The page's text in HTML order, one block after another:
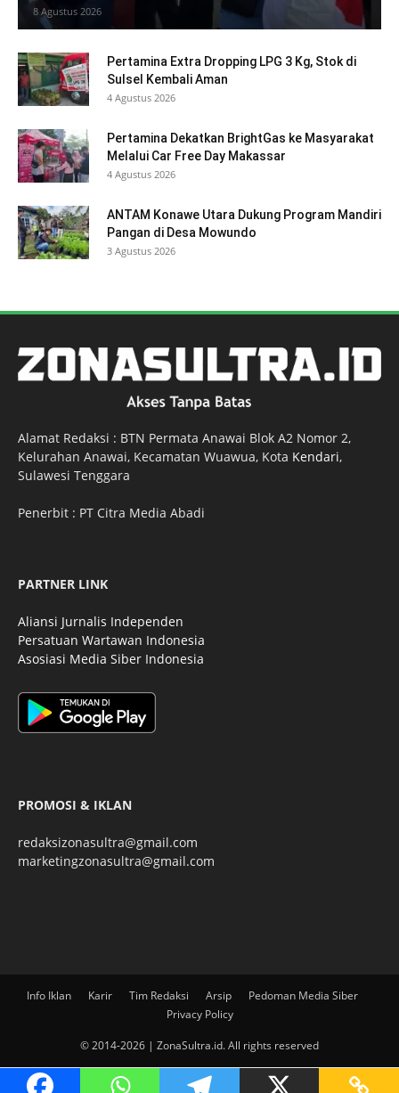
8 Agustus 2026
Pertamina Extra Dropping LPG 3 Kg, Stok di
Sulsel Kembali Aman
4 Agustus 2026
Pertamina Dekatkan BrightGas ke Masyarakat
Melalui Car Free Day Makassar
4 Agustus 2026
ANTAM Konawe Utara Dukung Program Mandiri
Pangan di Desa Mowundo
3 Agustus 2026
Alamat Redaksi : BTN Permata Anawai Blok A2 Nomor 2,
Kelurahan Anawai, Kecamatan Wuawua, Kota Kendari,
Sulawesi Tenggara
Penerbit : PT Citra Media Abadi
PARTNER LINK
Aliansi Jurnalis Independen
Persatuan Wartawan Indonesia
Asosiasi Media Siber Indonesia
PROMOSI & IKLAN
redaksizonasultra@gmail.com
marketingzonasultra@gmail.com
Info Iklan Karir Tim Redaksi Arsip
Pedoman Media Siber
Privacy Policy
© 2014-2026 | ZonaSultra.id. All rights reserved